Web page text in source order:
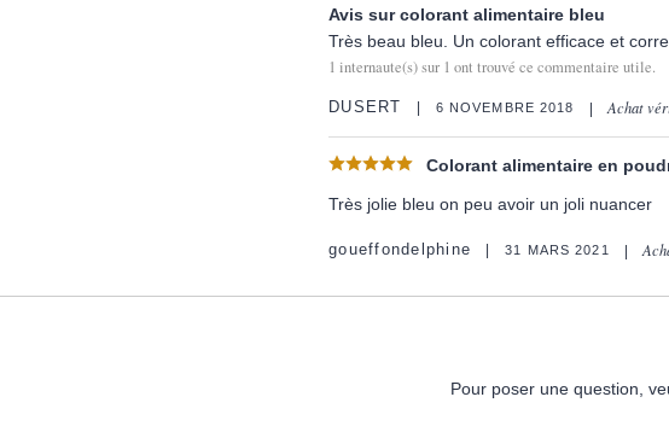
Avis sur colorant alimentaire bleu
Très beau bleu. Un colorant efficace et
1 internaute(s) sur 1 ont trouvé ce commentaire utile.
DUSERT 6 NOVEMBRE 2018 Achat
Colorant alimentaire en
Très jolie bleu on peu avoir un joli nuancer
goueffondelphine 31 MARS 2021
Pour poser une question,